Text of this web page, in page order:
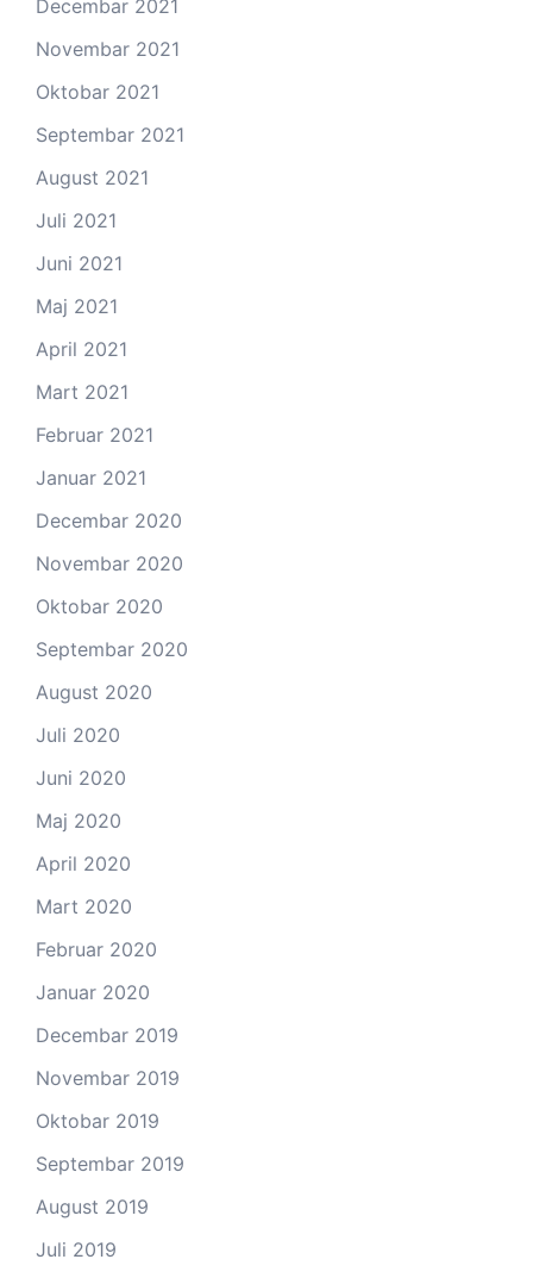
Decembar 2021
Novembar 2021
Oktobar 2021
Septembar 2021
August 2021
Juli 2021
Juni 2021
Maj 2021
April 2021
Mart 2021
Februar 2021
Januar 2021
Decembar 2020
Novembar 2020
Oktobar 2020
Septembar 2020
August 2020
Juli 2020
Juni 2020
Maj 2020
April 2020
Mart 2020
Februar 2020
Januar 2020
Decembar 2019
Novembar 2019
Oktobar 2019
Septembar 2019
August 2019
Juli 2019